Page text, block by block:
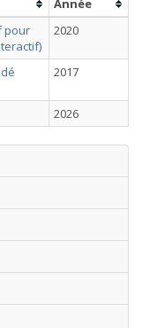
Année
pour
2020
2017
2026